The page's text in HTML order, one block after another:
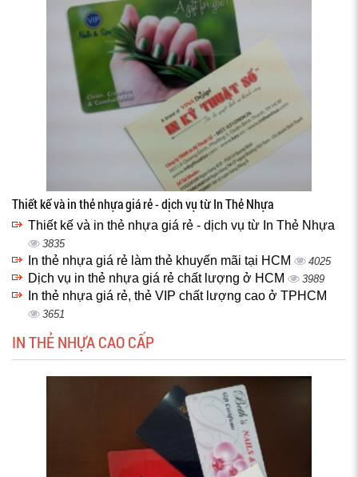
Thiết kế và in thẻ nhựa giá rẻ - dịch vụ từ In Thẻ Nhựa
Thiết kế và in thẻ nhựa giá rẻ - dịch vụ từ In Thẻ Nhựa
3835
In thẻ nhựa giá rẻ làm thẻ khuyến mãi tại HCM 4025
Dịch vụ in thẻ nhựa giá rẻ chất lượng ở HCM 3989
In thẻ nhựa giá rẻ, thẻ VIP chất lượng cao ở TPHCM
3651
IN THẺ NHỰA CAO CẤP